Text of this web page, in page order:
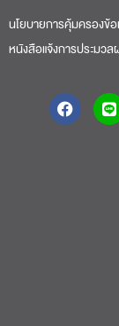
นโยบายการคุ้มครองข้
หนังสือแจ้งการประมว